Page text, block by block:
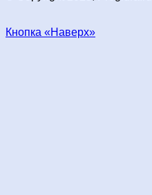
Кнопка «Наверх»